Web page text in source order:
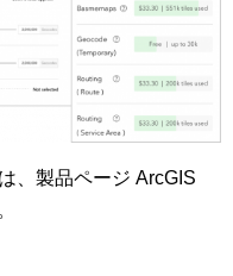
、製品ページ ArcGIS